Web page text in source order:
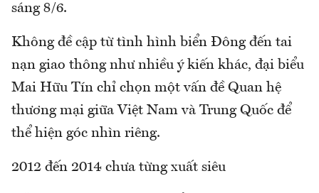
sáng 8/6.
Không đề cập từ tình hình biển Đông đến tai
nạn giao thông như nhiều ý kiến khác, đại biểu
Mai Hữu Tín chỉ chọn một vấn đề Quan hệ
thương mại giữa Việt Nam và Trung Quốc để
thể hiện góc nhìn riêng.
2012 đến 2014 chưa từng xuất siêu